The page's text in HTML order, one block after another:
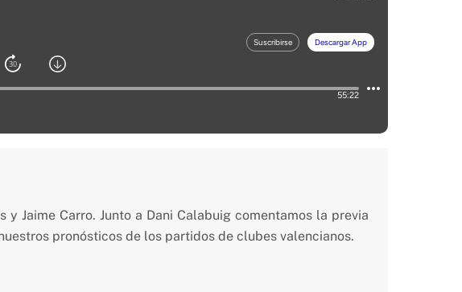
Jaime Carro. Junto a Dani Calabuig comentamos la previa
pronósticos de los partidos de clubes valencianos.